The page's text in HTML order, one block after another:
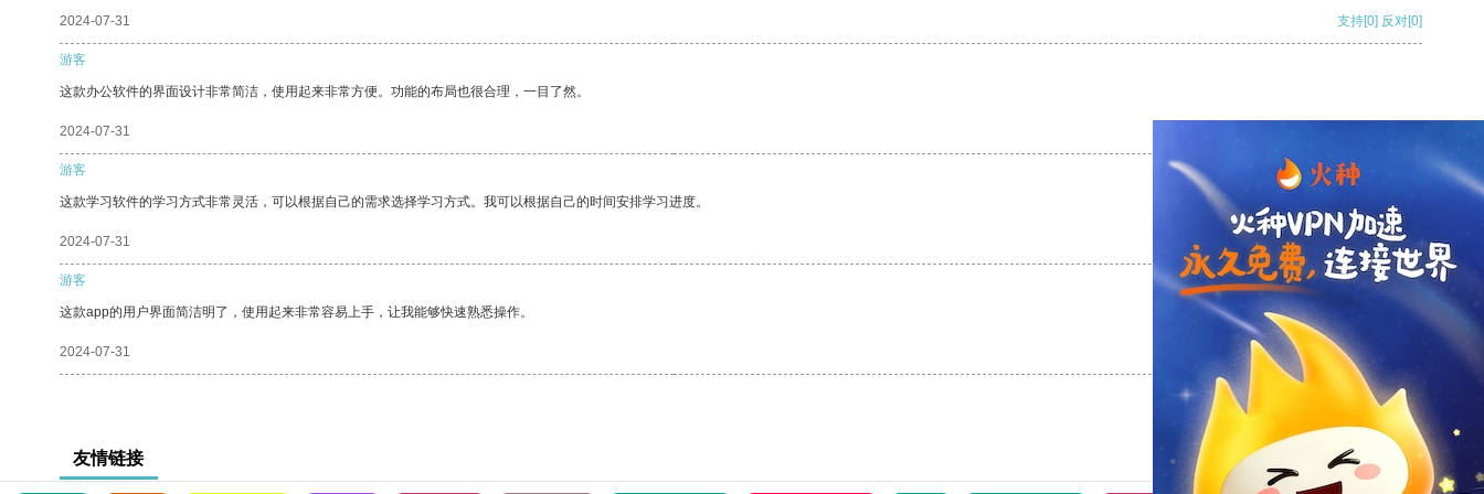
2024-07-31 支持[0] 反对[0]
游客
这款办公软件的界面设计非常简洁，使用起来非常方便。功能的布局也很合理，一目了然。
2024-07-31
游客
这款学习软件的学习方式非常灵活，可以根据自己的需求选择学习方式。我可以根据自己的时间安排学习进度。
2024-07-31 支持 [0] 反对 [0]
游客
这款app的用户界面简洁明了，使用起来非常容易上手，让我能够快速熟悉操作。
2024-07-31 支持
友情链接